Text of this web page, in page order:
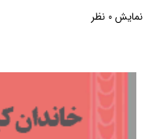
نمایش 0 نظر